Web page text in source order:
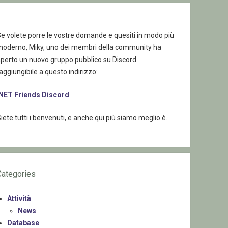
volete porre le vostre domande e quesiti in modo più
Miky, uno dei membri della community ha
un nuovo gruppo pubblico su Discord
a questo indirizzo:
Friends Discord
tutti i benvenuti, e anche qui più siamo meglio è.
Attività
News
Database